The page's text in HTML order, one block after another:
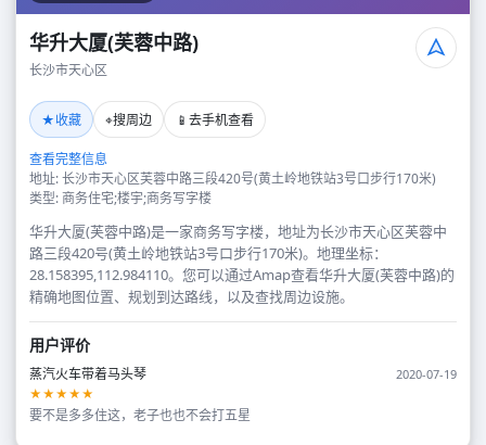
华升大厦(芙蓉中路)
长沙市天心区
★收藏 ⌖搜周边 📱 去手机查看
查看完整信息
地址: 长沙市天心区芙蓉中路三段420号(黄土岭地铁站3号口步行170米)
类型: 商务住宅;楼宇;商务写字楼
华升大厦(芙蓉中路)是一家商务写字楼，地址为长沙市天心区芙蓉中
路三段420号(黄土岭地铁站3号口步行170米)。地理坐标：
28.158395,112.984110。您可以通过Amap查看华升大厦(芙蓉中路)的
精确地图位置、规划到达路线，以及查找周边设施。
用户评价
蒸汽火车带着马头琴
2020-07-19
★★★★★
要不是多多住这，老子也也不会打五星